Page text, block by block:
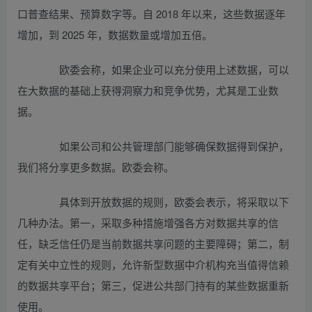
口普查结果、预算数字等。自 2018 年以来，这些数据逐年
增加，到 2025 年，数据数量或增加五倍。
欧委会称，如果企业可以充分使用上述数据，可以
在大数据的基础上获得洞察力和竞争优势，尤其是工业数
据。
如果公司和公共管理部门能够确保数据得到保护，
我们将分享更多数据。欧委会称。
具体到开放数据的规则，欧委会表示，将采取以下
几种办法。第一，采取多种措施增强各方对数据共享的信
任，缺乏信任仍是当前数据共享问题的主要障碍；第二，制
定有关中立性的规则，允许新型数据中介机构充当值得信赖
的数据共享平台；第三，促进公共部门持有的某些数据重新
使用。